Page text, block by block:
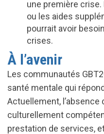
une première
ou les aides
pourrait avoir
crises.
À l’avenir
Les communautés
santé mentale qui
Actuellement, l’absence
culturellement
prestation de services,